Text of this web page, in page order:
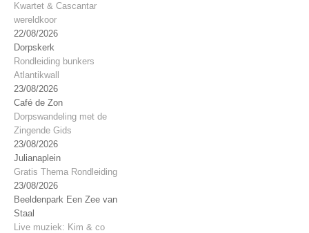
Kwartet & Cascantar
wereldkoor
22/08/2026
Dorpskerk
Rondleiding bunkers
Atlantikwall
23/08/2026
Café de Zon
Dorpswandeling met de
Zingende Gids
23/08/2026
Julianaplein
Gratis Thema Rondleiding
23/08/2026
Beeldenpark Een Zee van
Staal
Live muziek: Kim & co